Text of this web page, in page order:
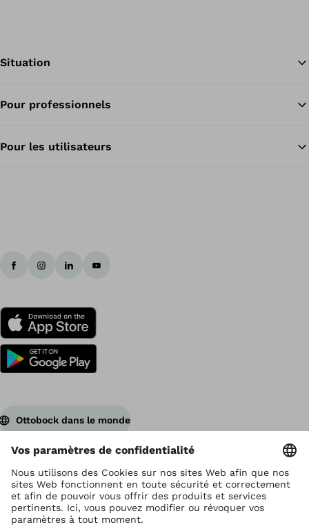
Situation
Pour professionnels
Pour les utilisateurs
Ottobock dans le monde
Ottobock est titulaire du droit d’auteur
Paramètres de protection des données